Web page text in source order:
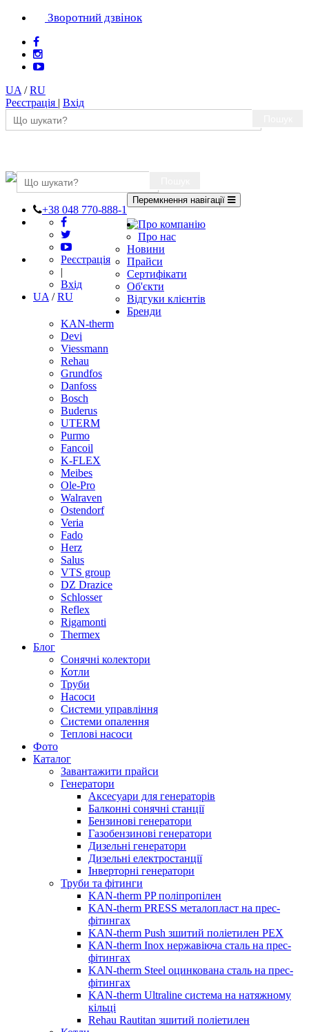
Зворотний дзвінок
UA /RU
Реєстрація | Вхід
+38 048 770-888-1
Реєстрація
|
Вхід
UA /RU
Перемкнення навігації
Про компанію
Про нас
Новини
Прайси
Сертифікати
Об'єкти
Відгуки клієнтів
Бренди
KAN-therm
Devi
Viessmann
Rehau
Grundfos
Danfoss
Bosch
Buderus
UTERM
Purmo
Fancoil
K-FLEX
Meibes
Ole-Pro
Walraven
Ostendorf
Veria
Fado
Herz
Salus
VTS group
DZ Drazice
Schlosser
Reflex
Rigamonti
Thermex
Блог
Сонячні колектори
Котли
Труби
Насоси
Системи управління
Системи опалення
Теплові насоси
Фото
Каталог
Завантажити прайси
Генератори
Аксесуари для генераторів
Балконні сонячні станції
Бензинові генератори
Газобензинові генератори
Дизельні генератори
Дизельні електростанції
Інверторні генератори
Труби та фітинги
KAN-therm PP поліпропілен
KAN-therm PRESS металопласт на прес-
фітингах
KAN-therm Push зшитий поліетилен PEX
KAN-therm Inox нержавіюча сталь на прес-
фітингах
KAN-therm Steel оцинкована сталь на прес-
фітингах
KAN-therm Ultraline система на натяжному
кільці
Rehau Rautitan зшитий поліетилен